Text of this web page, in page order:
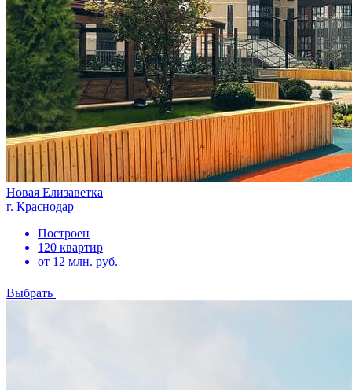
Новая Елизаветка
г. Краснодар
Построен
120 квартир
от 12 млн. руб.
Выбрать